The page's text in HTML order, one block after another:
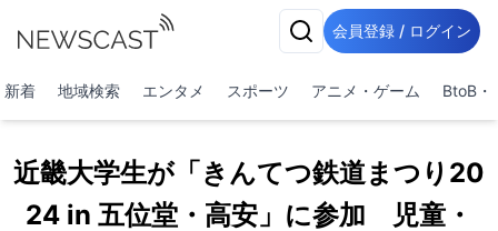
会員登録 / ログイン
新着 地域検索 エンタメ スポーツ アニメ・ゲーム BtoB・
近畿大学生が「きんてつ鉄道まつり20
24 in 五位堂・高安」に参加 児童・